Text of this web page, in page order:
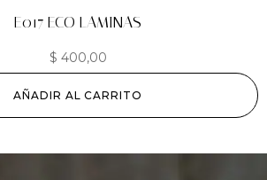
E017 ECO LAMINAS
$ 400,00
AÑADIR AL CARRITO